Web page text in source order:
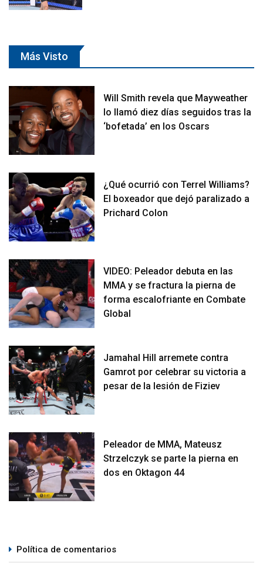
Más Visto
Will Smith revela que Mayweather
lo llamó diez días seguidos tras la
‘bofetada’ en los Oscars
¿Qué ocurrió con Terrel Williams?
El boxeador que dejó paralizado a
Prichard Colon
VIDEO: Peleador debuta en las
MMA y se fractura la pierna de
forma escalofriante en Combate
Global
Jamahal Hill arremete contra
Gamrot por celebrar su victoria a
pesar de la lesión de Fiziev
Peleador de MMA, Mateusz
Strzelczyk se parte la pierna en
dos en Oktagon 44
Política de comentarios